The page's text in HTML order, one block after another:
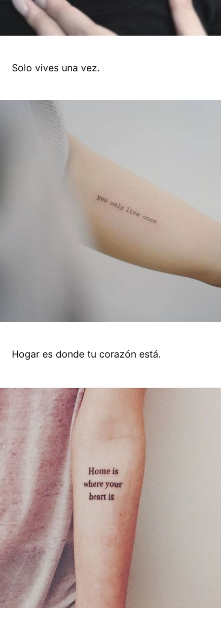
Solo vives una vez.
Hogar es donde tu corazón está.